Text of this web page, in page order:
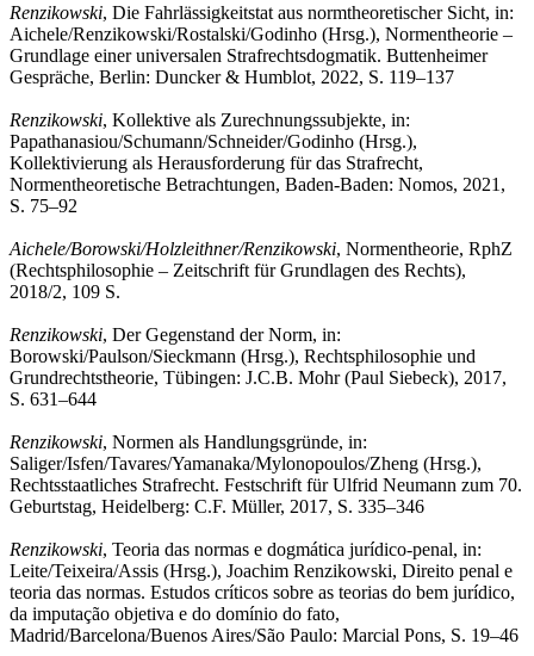
Renzikowski, Die Fahrlässigkeitstat aus normtheoretischer Sicht, in:
Aichele/Renzikowski/Rostalski/Godinho (Hrsg.), Normentheorie –
Grundlage einer universalen Strafrechtsdogmatik. Buttenheimer
Gespräche, Berlin: Duncker & Humblot, 2022, S. 119–137
Renzikowski, Kollektive als Zurechnungssubjekte, in:
Papathanasiou/Schumann/Schneider/Godinho (Hrsg.),
Kollektivierung als Herausforderung für das Strafrecht,
Normentheoretische Betrachtungen, Baden-Baden: Nomos, 2021,
S. 75–92
Aichele/Borowski/Holzleithner/Renzikowski, Normentheorie, RphZ
(Rechtsphilosophie – Zeitschrift für Grundlagen des Rechts),
2018/2, 109 S.
Renzikowski, Der Gegenstand der Norm, in:
Borowski/Paulson/Sieckmann (Hrsg.), Rechtsphilosophie und
Grundrechtstheorie, Tübingen: J.C.B. Mohr (Paul Siebeck), 2017,
S. 631–644
Renzikowski, Normen als Handlungsgründe, in:
Saliger/Isfen/Tavares/Yamanaka/Mylonopoulos/Zheng (Hrsg.),
Rechtsstaatliches Strafrecht. Festschrift für Ulfrid Neumann zum 70.
Geburtstag, Heidelberg: C.F. Müller, 2017, S. 335–346
Renzikowski, Teoria das normas e dogmática jurídico-penal, in:
Leite/Teixeira/Assis (Hrsg.), Joachim Renzikowski, Direito penal e
teoria das normas. Estudos críticos sobre as teorias do bem jurídico,
da imputação objetiva e do domínio do fato,
Madrid/Barcelona/Buenos Aires/São Paulo: Marcial Pons, S. 19–46